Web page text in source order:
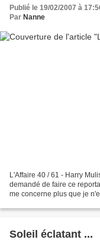
Publié le 19/02/2007 à
Par Nanne
L'Affaire 40 / 61 - Harry
demandé de faire ce
me concerne plus que je
Soleil éclatant ...